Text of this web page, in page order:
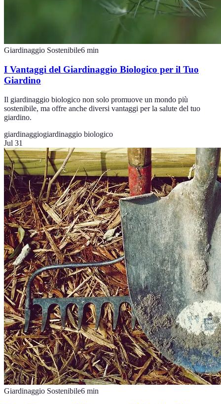
Giardinaggio Sostenibile6 min
I Vantaggi del Giardinaggio Biologico per il Tuo
Giardino
Il giardinaggio biologico non solo promuove un mondo più
sostenibile, ma offre anche diversi vantaggi per la salute del tuo
giardino.
giardinaggiogiardinaggio biologico
Jul 31
Giardinaggio Sostenibile6 min